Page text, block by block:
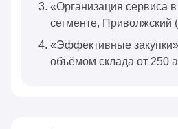
«Организация сервиса
сегменте,
«Эффективные
объёмом склада от 250